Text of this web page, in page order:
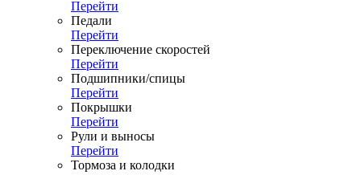
Перейти
Педали
Перейти
Переключение скоростей
Перейти
Подшипники/спицы
Перейти
Покрышки
Перейти
Рули и выносы
Перейти
Тормоза и колодки